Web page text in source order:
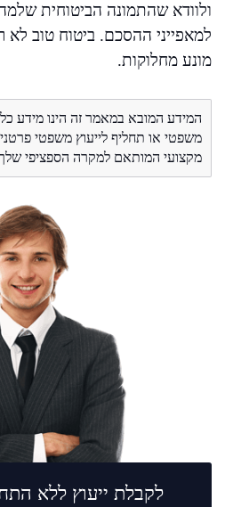
ולוודא שהתמונה הביטוחית
למאפייני ההסכם. ביטוח טוב לא
מונע מחלוקות.
המידע המובא במאמר זה הינו מידע
משפטי או תחליף לייעוץ משפטי
מקצועי המותאם למקרה הספציפי
לקבלת ייעוץ ללא